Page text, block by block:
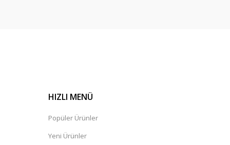
HIZLI MENÜ
Popüler Ürünler
Yeni Ürünler